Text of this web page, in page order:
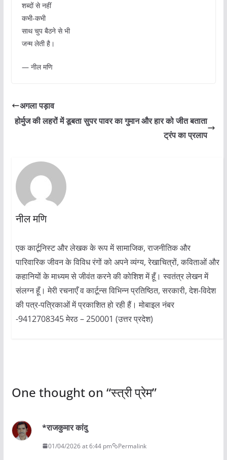
शब्दों से नहीं
कभी-कभी
साथ चुप बैठने से भी
जन्म लेती है।
— नील मणि
अगला पड़ाव
होर्मुज की लहरों में डूबता सुपर पावर का गुमान और हार को जीत बताता
ट्रंप का प्रलाप
नील मणि
एक कार्टूनिस्ट और लेखक के रूप में सामाजिक, राजनीतिक और
पारिवारिक जीवन के विविध रंगों को अपने व्यंग्य, रेखाचित्रों, कविताओं और
कहानियों के माध्यम से जीवंत करने की कोशिश में हूँ। स्वतंत्र लेखन में
संलग्न हूँ। मेरी रचनाएँ व कार्टून्स विभिन्न प्रतिष्ठित, सरकारी, देश-विदेश
की पत्र-पत्रिकाओं में प्रकाशित हो रही हैं। मोबाइल नंबर
-9412708345 मेरठ – 250001 (उत्तर प्रदेश)
One thought on “स्त्री प्रेम”
*राजकुमार कांदु
01/04/2026 at 6:44 pm Permalink